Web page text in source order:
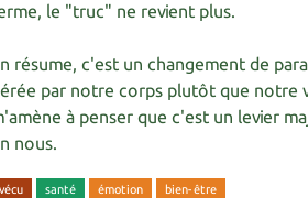
le "truc" ne revient plus.
résume, c'est un changement de
par notre corps plutôt que notre
à penser que c'est un levier
nous.
vécu santé émotion bien-être